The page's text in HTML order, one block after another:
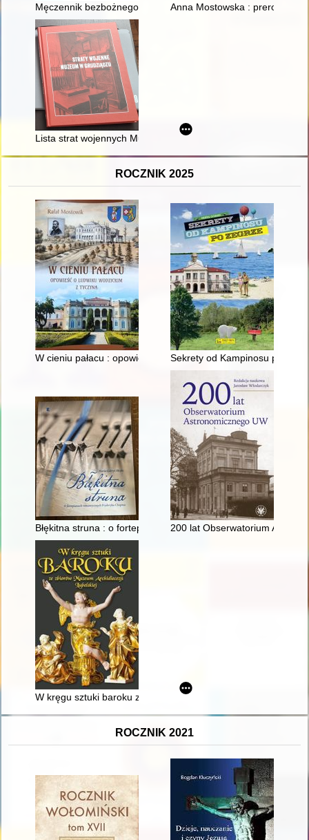
Męczennik bezbożnego komunizmu : 40. rocznica
Anna Mostowska :
Lista strat wojennych Muzeum w Grudziądzu
ROCZNIK 2025
W cieniu pałacu : opowieść o Ludwiku Wodzickim z Tyczyna
Sekrety od Kampinosu po
Błękitna struna : o fortepianach romantycznych Fryderyka
200 lat Obserwatorium
W kręgu sztuki baroku ze zbiorów Muzeum Archidiecezji
ROCZNIK 2021